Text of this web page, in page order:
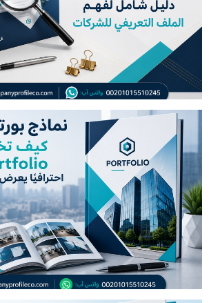
لفهم الملف التعريفي
احترافيًا يعرض